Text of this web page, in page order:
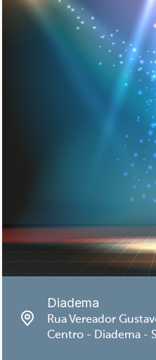
Diadema
Rua Vereador
Centro - Diadema -